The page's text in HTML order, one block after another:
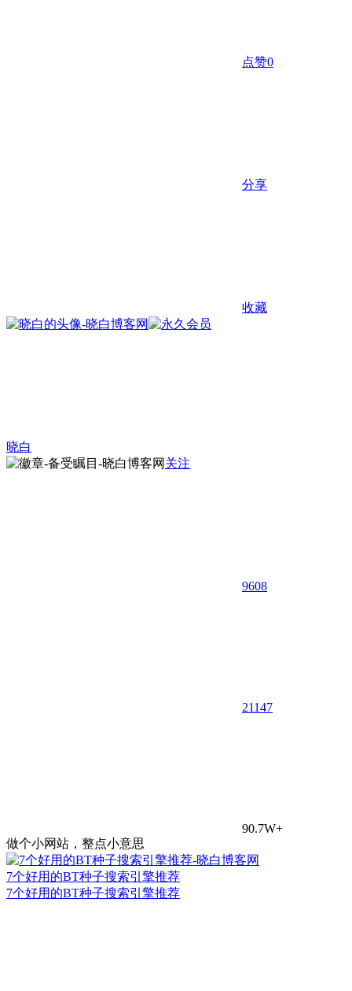
点赞0
分享
收藏
晓白
关注
9608
21147
90.7W+
做个小网站，整点小意思
7个好用的BT种子搜索引擎推荐
7个好用的BT种子搜索引擎推荐